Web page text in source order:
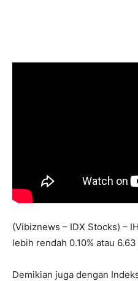
(Vibiznews – IDX Stocks) –
lebih rendah 0.10% atau
Demikian juga dengan